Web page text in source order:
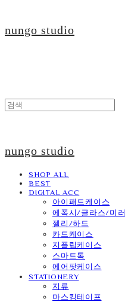
nungo studio
nungo studio
SHOP ALL
BEST
DIGITAL ACC
아이패드케이스
에폭시/글라스/미러
젤리/하드
카드케이스
지플립케이스
스마트톡
에어팟케이스
STATIONERY
지류
마스킹테이프